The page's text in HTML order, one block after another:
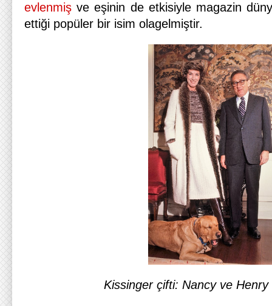
evlenmiş ve eşinin de etkisiyle magazin
ettiği popüler bir isim olagelmiştir.
Kissinger çifti: Nancy ve Henry